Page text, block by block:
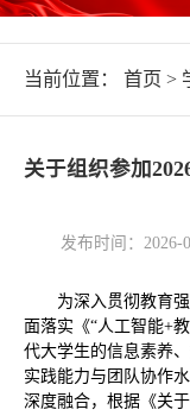
当前位置： 首页 >
关于组织参加
发布时间：
为深入贯彻教育
面落实《“人工智能+
代大学生的信息素养
实践能力与团队协作
深度融合，根据《关